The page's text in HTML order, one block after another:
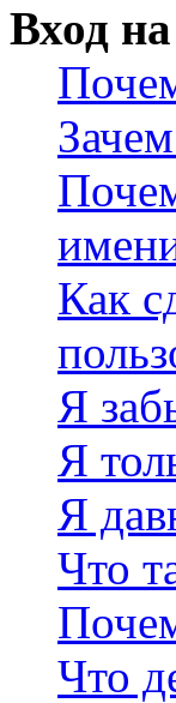
Вход
Как
Я
Я
Я
Что
Что